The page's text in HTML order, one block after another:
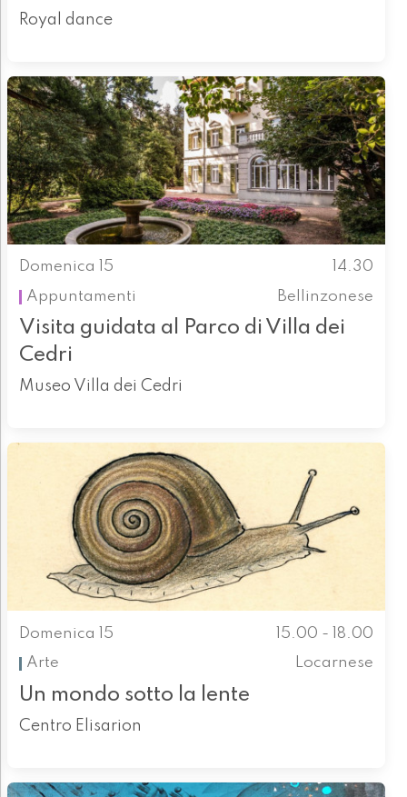
Royal dance
Domenica 15
14.30
Appuntamenti
Bellinzonese
Visita guidata al Parco di Villa dei
Cedri
Museo Villa dei Cedri
Domenica 15
15.00 - 18.00
Arte
Locarnese
Un mondo sotto la lente
Centro Elisarion